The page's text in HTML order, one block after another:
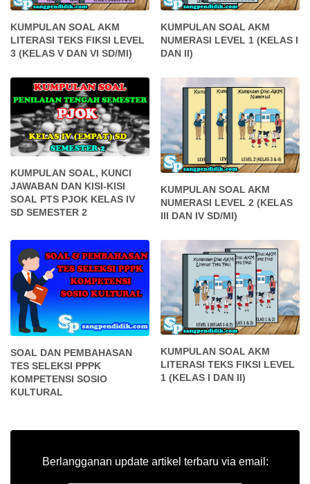
KUMPULAN SOAL AKM
LITERASI TEKS FIKSI LEVEL
3 (KELAS V DAN VI SD/MI)
KUMPULAN SOAL AKM
NUMERASI LEVEL 1 (KELAS I
DAN II)
KUMPULAN SOAL, KUNCI
JAWABAN DAN KISI-KISI
SOAL PTS PJOK KELAS IV
SD SEMESTER 2
KUMPULAN SOAL AKM
NUMERASI LEVEL 2 (KELAS
III DAN IV SD/MI)
SOAL DAN PEMBAHASAN
TES SELEKSI PPPK
KOMPETENSI SOSIO
KULTURAL
KUMPULAN SOAL AKM
LITERASI TEKS FIKSI LEVEL
1 (KELAS I DAN II)
Berlangganan update artikel terbaru via email: